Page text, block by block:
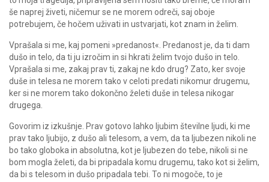
še naprej živeti, ničemur se ne morem odreči, saj oboje
potrebujem, če hočem uživati in ustvarjati, kot znam in želim.
Vprašala si me, kaj pomeni »predanost«. Predanost je, da ti dam
dušo in telo, da ti ju izročim in si hkrati želim tvojo dušo in telo.
Vprašala si me, zakaj prav ti, zakaj ne kdo drug? Zato, ker svoje
duše in telesa ne morem tako v celoti predati nikomur drugemu,
ker si ne morem tako dokončno želeti duše in telesa nikogar
drugega.
Govorim iz izkušnje. Prav gotovo lahko ljubim številne ljudi, ki me
prav tako ljubijo, z dušo ali telesom, a vem, da ta ljubezen nikoli ne
bo tako globoka in absolutna, kot je ljubezen do tebe, nikoli si ne
bom mogla želeti, da bi pripadala komu drugemu, tako kot si želim,
da bi s telesom in dušo pripadala tebi. To ni mogoče, to je